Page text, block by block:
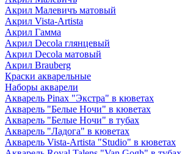
Акрил Малевичъ матовый
Акрил Vista-Artista
Акрил Гамма
Акрил Decola глянцевый
Акрил Decola матовый
Акрил Brauberg
Краски акварельные
Наборы акварели
Акварель Pinax "Экстра" в кюветах
Акварель "Белые Ночи" в кюветах
Акварель "Белые Ночи" в тубах
Акварель "Ладога" в кюветах
Акварель Vista-Artista "Studio" в кюветах